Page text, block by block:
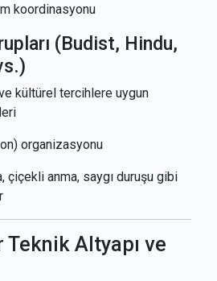
koordinasyonu
(Budist, Hindu,
kültürel tercihlere uygun
organizasyonu
çiçekli anma, saygı duruşu gibi
Teknik Altyapı ve